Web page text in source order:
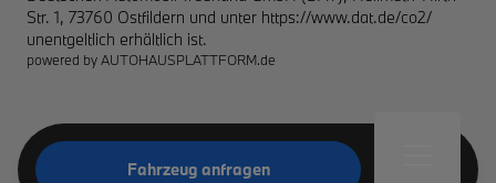
Fahrzeug anfragen
Str. 1, 73760 Ostfildern und unter https://www.dat.de/co2/
unentgeltlich erhältlich ist.
powered byAUTOHAUSPLATTFORM.de